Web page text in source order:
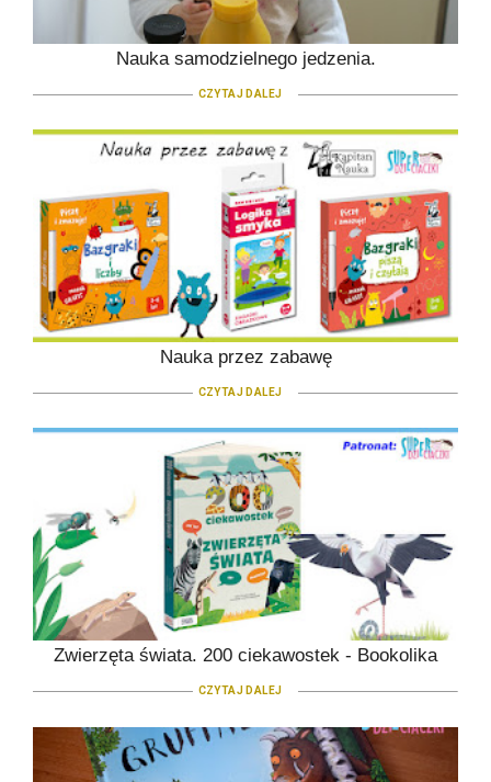
Nauka samodzielnego jedzenia.
CZYTAJ DALEJ
Nauka przez zabawę
CZYTAJ DALEJ
Zwierzęta świata. 200 ciekawostek - Bookolika
CZYTAJ DALEJ